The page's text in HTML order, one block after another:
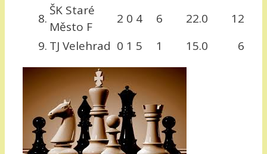
8.
ŠK Staré
Město F
2 0 4 6 22.0
12
9. TJ Velehrad 0 1 5 1 15.0 6